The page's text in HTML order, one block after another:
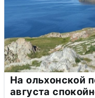
На ольхонской
августа